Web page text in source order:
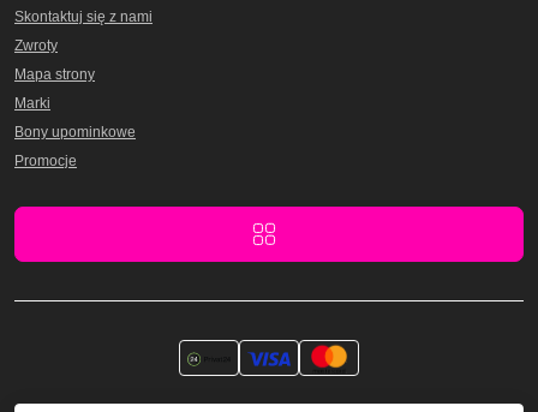
Skontaktuj się z nami
Zwroty
Mapa strony
Marki
Bony upominkowe
Promocje